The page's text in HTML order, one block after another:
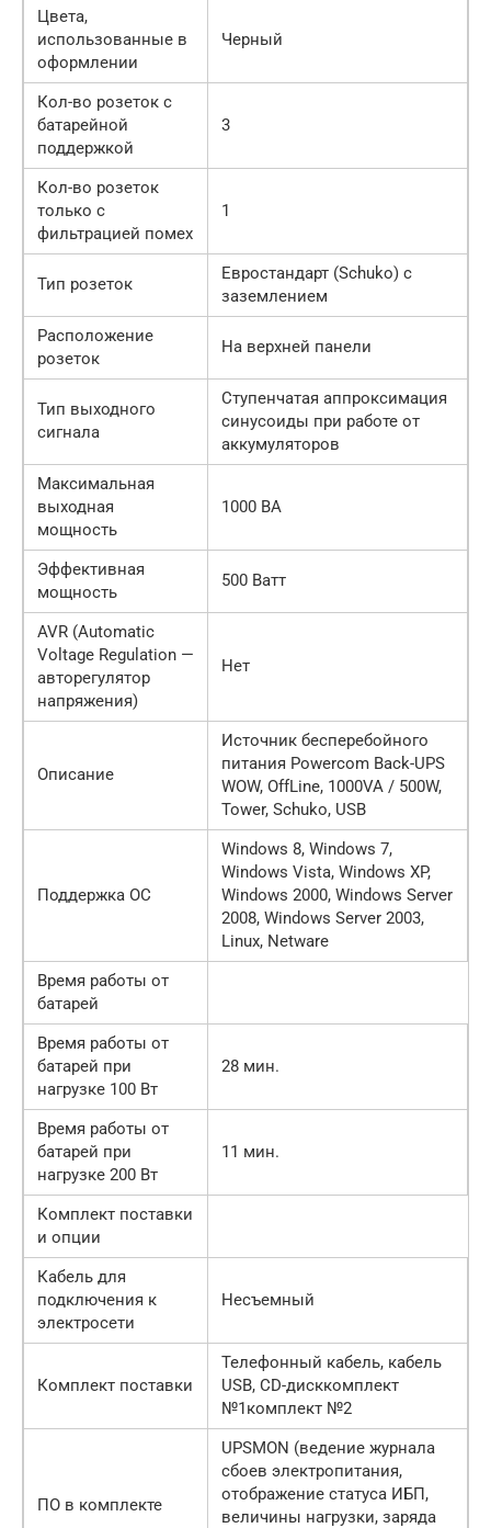
Цвета,
использованные в
оформлении
Черный
Кол-во розеток с
батарейной
поддержкой
3
Кол-во розеток
только с
фильтрацией помех
1
Тип розеток
Евростандарт (Schuko) с
заземлением
Расположение
розеток
На верхней панели
Тип выходного
сигнала
Ступенчатая аппроксимация
синусоиды при работе от
аккумуляторов
Максимальная
выходная
мощность
1000 ВА
Эффективная
мощность
500 Ватт
AVR (Automatic
Voltage Regulation —
авторегулятор
напряжения)
Нет
Описание
Источник бесперебойного
питания Powercom Back-UPS
WOW, OffLine, 1000VA / 500W,
Tower, Schuko, USB
Поддержка ОС
Windows 8, Windows 7,
Windows Vista, Windows XP,
Windows 2000, Windows Server
2008, Windows Server 2003,
Linux, Netware
Время работы от
батарей
Время работы от
батарей при
нагрузке 100 Вт
28 мин.
Время работы от
батарей при
нагрузке 200 Вт
11 мин.
Комплект поставки
и опции
Кабель для
подключения к
электросети
Несъемный
Комплект поставки
Телефонный кабель, кабель
USB, CD-дисккомплект
№1комплект №2
ПО в комплекте
UPSMON (ведение журнала
сбоев электропитания,
отображение статуса ИБП,
величины нагрузки, заряда